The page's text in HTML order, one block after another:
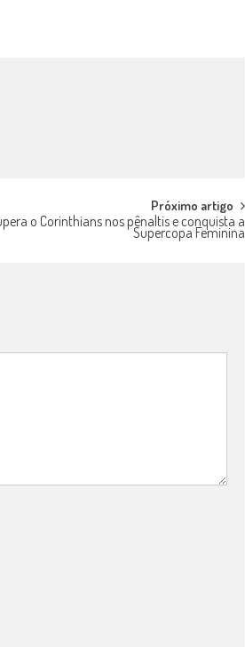
Próximo artigo
o Corinthians nos pênaltis e conquista a
Supercopa Feminina